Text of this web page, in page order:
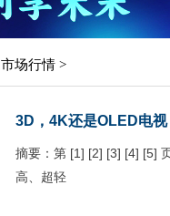
市场行情 >
3D，4K还是OLED电
摘要：第 [1] [2] [3] [4] [5]
高、超轻